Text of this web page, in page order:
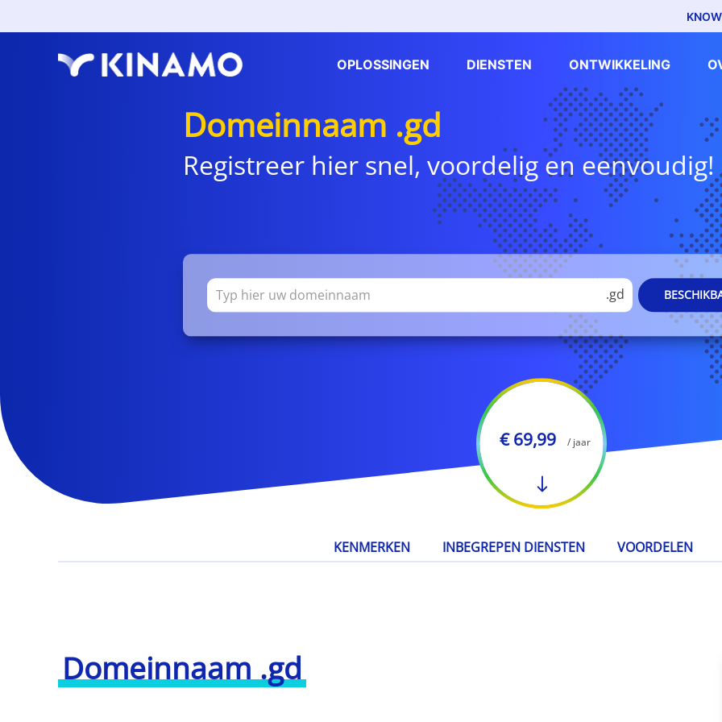
OPLOSSINGEN DIENSTEN ONTWIKKELING
Domeinnaam .gd
Registreer hier snel, voordelig en eenvoudig!
.gd
€ 69,99 / jaar
KENMERKEN INBEGREPEN DIENSTEN VOORDELEN
Domeinnaam .gd